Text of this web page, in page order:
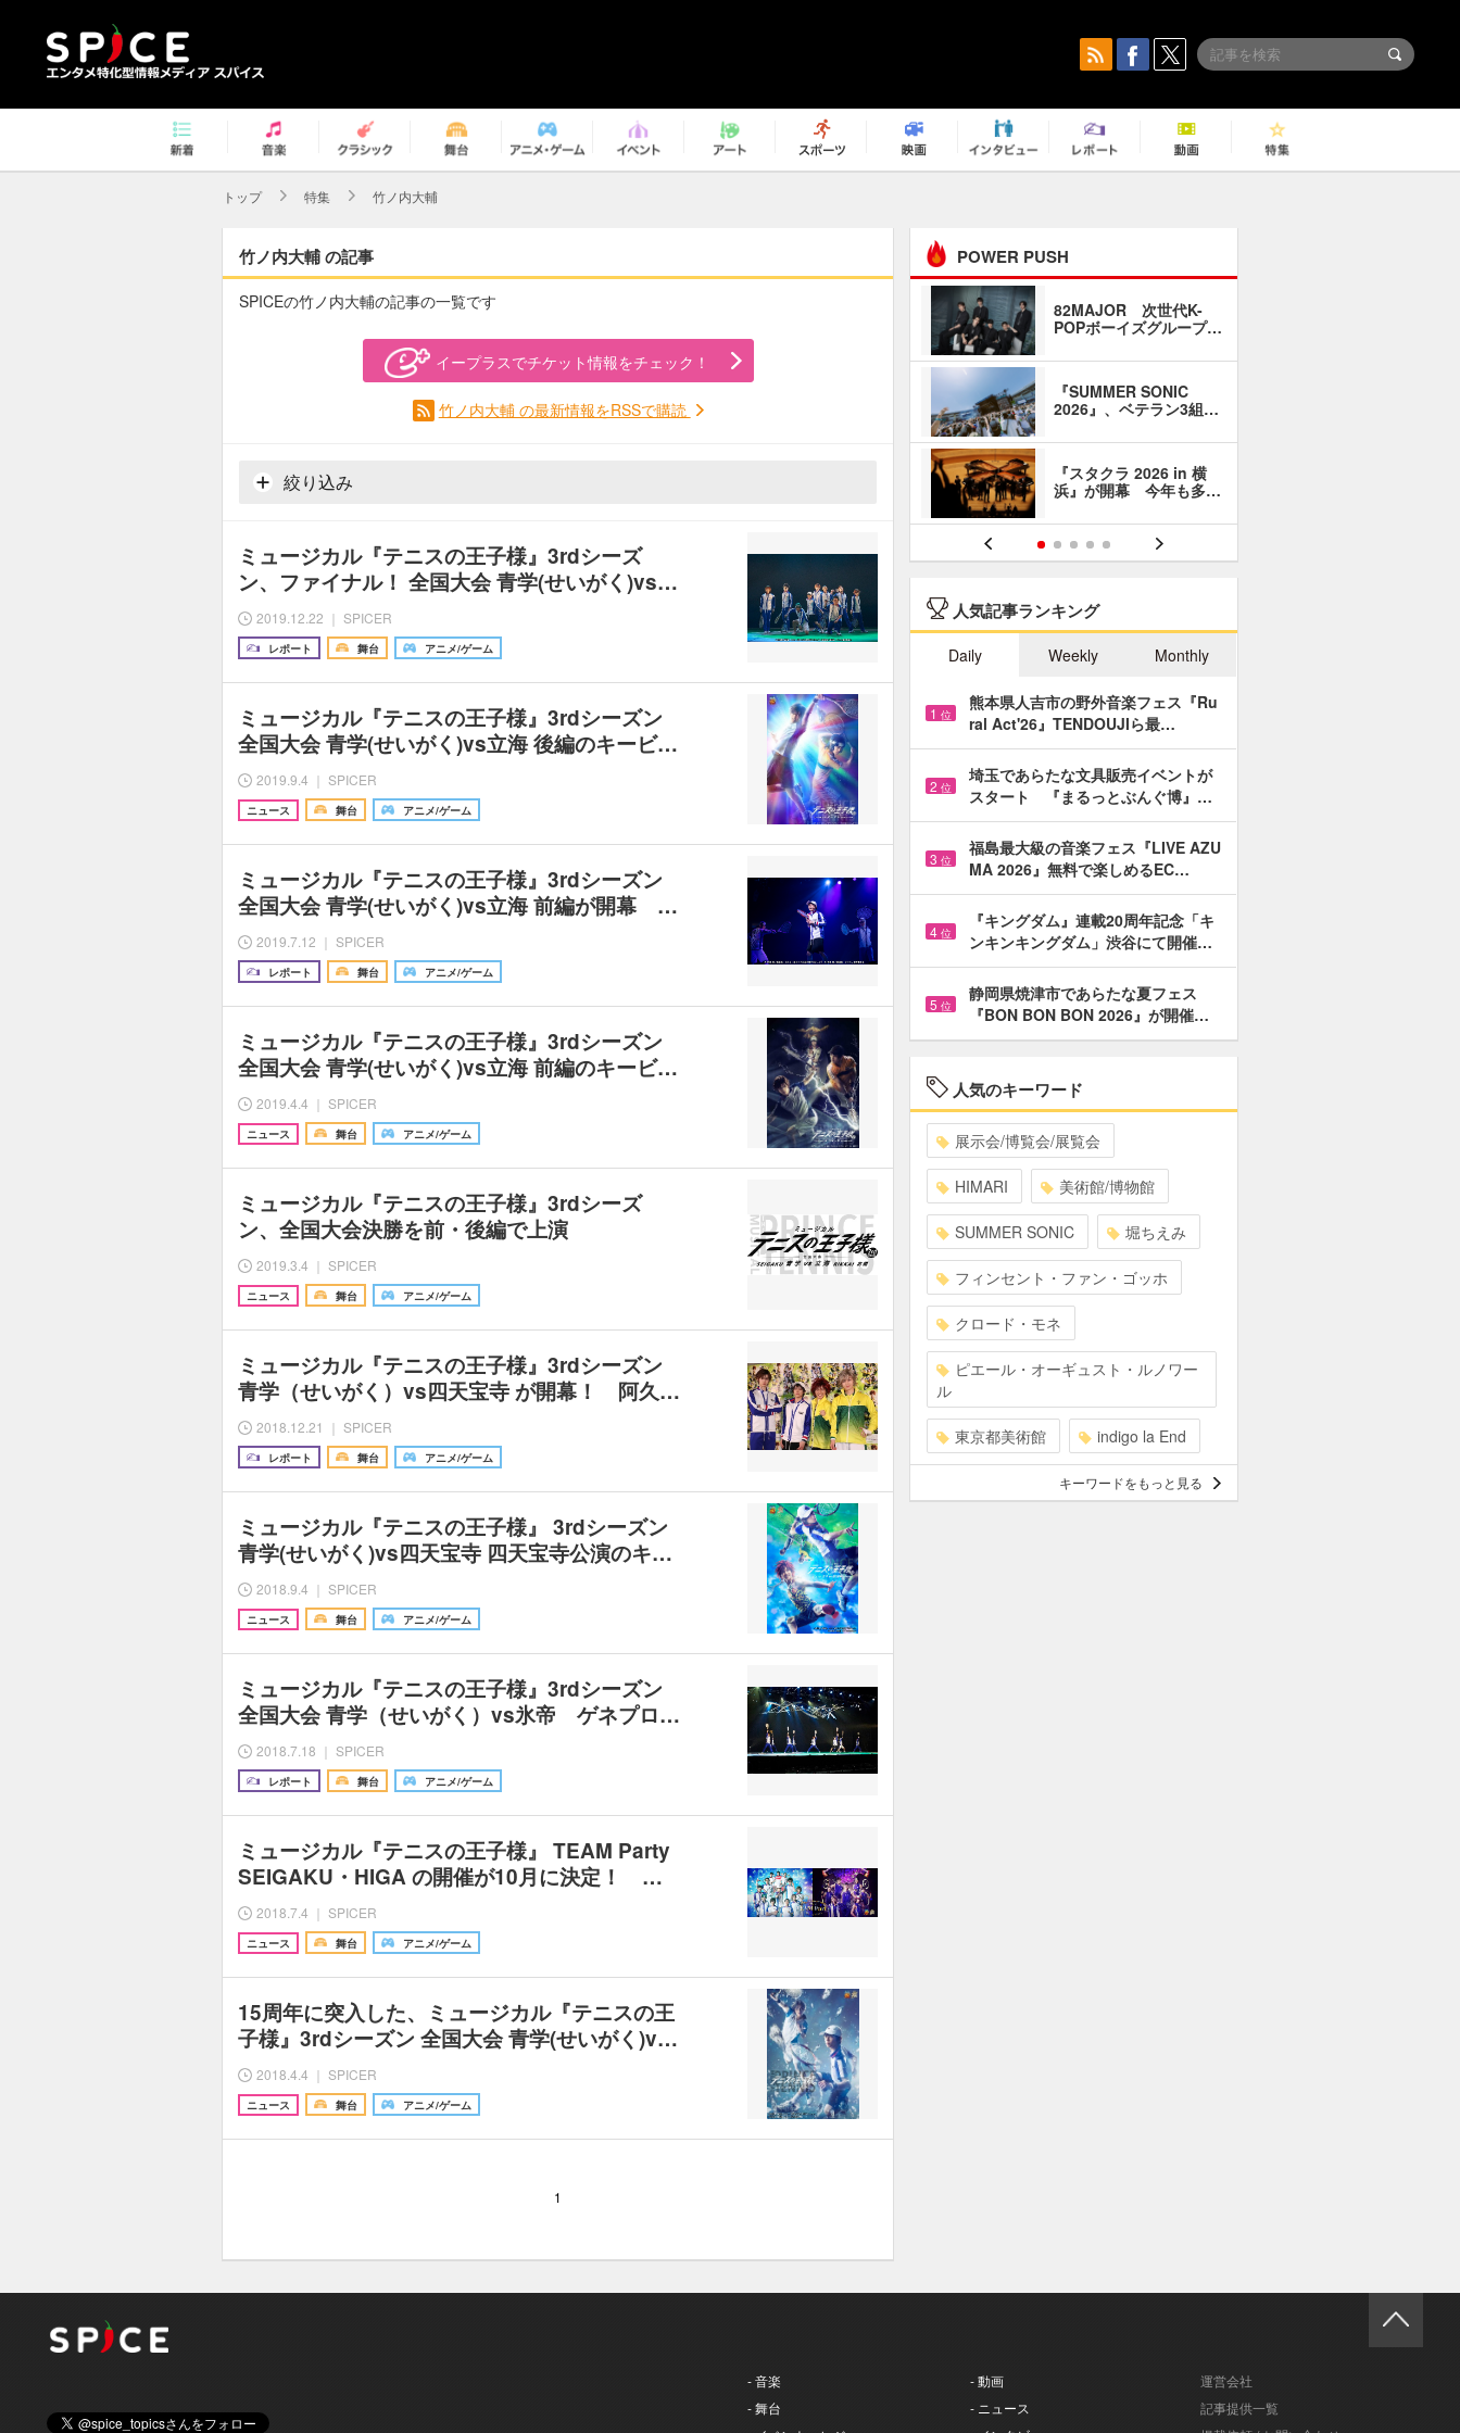
トップ 特集 竹ノ内大輔
竹ノ内大輔 の記事
SPICEの竹ノ内大輔の記事の一覧です
イープラスでチケット情報をチェック！
竹ノ内大輔 の最新情報をRSSで購読
絞り込み
ミュージカル『テニスの王子様』3rdシーズ
ン、ファイナル！ 全国大会 青学(せいがく)vs…
2019.12.22 ｜ SPICER
レポート 舞台 アニメ/ゲーム
ミュージカル『テニスの王子様』3rdシーズン
全国大会 青学(せいがく)vs立海 後編のキービ…
2019.9.4 ｜ SPICER
ニュース 舞台 アニメ/ゲーム
ミュージカル『テニスの王子様』3rdシーズン
全国大会 青学(せいがく)vs立海 前編が開幕 …
2019.7.12 ｜ SPICER
レポート 舞台 アニメ/ゲーム
ミュージカル『テニスの王子様』3rdシーズン
全国大会 青学(せいがく)vs立海 前編のキービ…
2019.4.4 ｜ SPICER
ニュース 舞台 アニメ/ゲーム
ミュージカル『テニスの王子様』3rdシーズ
ン、全国大会決勝を前・後編で上演
2019.3.4 ｜ SPICER
ニュース 舞台 アニメ/ゲーム
ミュージカル『テニスの王子様』3rdシーズン
青学（せいがく）vs四天宝寺 が開幕！ 阿久…
2018.12.21 ｜ SPICER
レポート 舞台 アニメ/ゲーム
ミュージカル『テニスの王子様』 3rdシーズン
青学(せいがく)vs四天宝寺 四天宝寺公演のキ…
2018.9.4 ｜ SPICER
ニュース 舞台 アニメ/ゲーム
ミュージカル『テニスの王子様』3rdシーズン
全国大会 青学（せいがく）vs氷帝 ゲネプロ…
2018.7.18 ｜ SPICER
レポート 舞台 アニメ/ゲーム
ミュージカル『テニスの王子様』 TEAM Party
SEIGAKU・HIGA の開催が10月に決定！ …
2018.7.4 ｜ SPICER
ニュース 舞台 アニメ/ゲーム
15周年に突入した、ミュージカル『テニスの王
子様』3rdシーズン 全国大会 青学(せいがく)v…
2018.4.4 ｜ SPICER
ニュース 舞台 アニメ/ゲーム
1
POWER PUSH
82MAJOR 次世代K-
POPボーイズグループ…
『SUMMER SONIC
2026』、ベテラン3組…
『スタクラ 2026 in 横
浜』が開幕 今年も多…
人気記事ランキング
Daily Weekly Monthly
1 位
熊本県人吉市の野外音楽フェス『Ru
ral Act'26』TENDOUJIら最…
2 位
埼玉であらたな文具販売イベントが
スタート 『まるっとぶんぐ博』…
3 位
福島最大級の音楽フェス『LIVE AZU
MA 2026』無料で楽しめるEC…
4 位
『キングダム』連載20周年記念「キ
ンキンキングダム」渋谷にて開催…
5 位
静岡県焼津市であらたな夏フェス
『BON BON BON 2026』が開催…
人気のキーワード
展示会/博覧会/展覧会
HIMARI 美術館/博物館
SUMMER SONIC 堀ちえみ
フィンセント・ファン・ゴッホ
クロード・モネ
ピエール・オーギュスト・ルノワー
ル
東京都美術館 indigo la End
キーワードをもっと見る
- 音楽
- 舞台
- 動画
- ニュース
運営会社
記事提供一覧